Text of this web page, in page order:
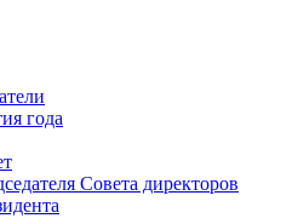
года
Совета директоров